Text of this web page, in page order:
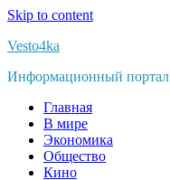
Skip to content
Vesto4ka
Информационный портал
Главная
В мире
Экономика
Общество
Кино